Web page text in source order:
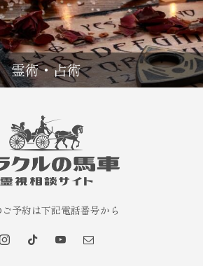
霊術・占術
予約は下記電話番号から